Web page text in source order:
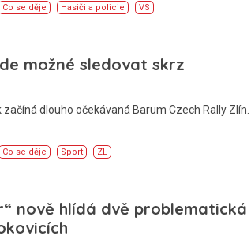
Co se děje Hasiči a policie VS
možné sledovat skrz
začíná dlouho očekávaná Barum Czech Rally Zlín.
Co se děje Sport ZL
nově hlídá dvě problematická